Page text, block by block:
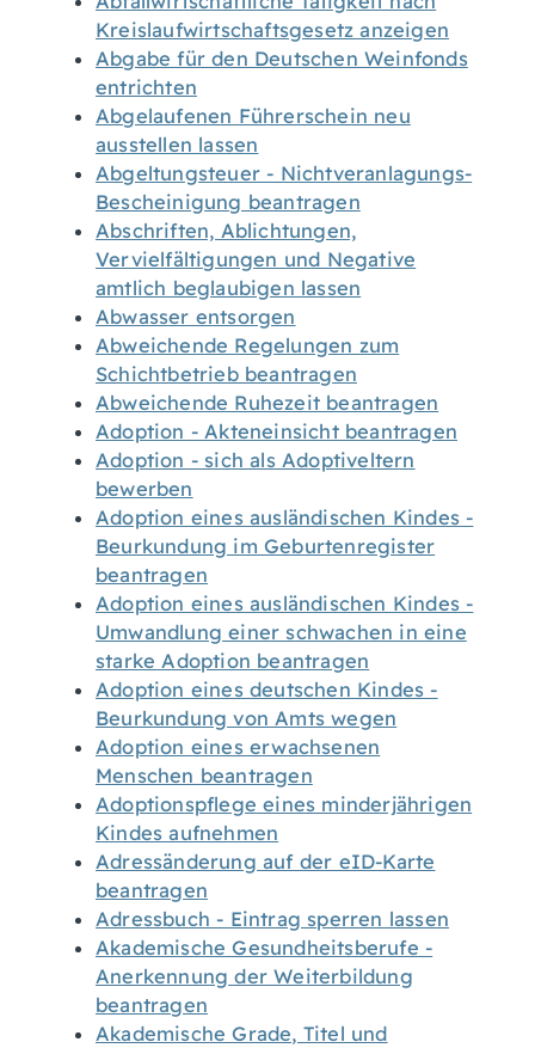
Kreislaufwirtschaftsgesetz anzeigen
Abgabe für den Deutschen Weinfonds
entrichten
Abgelaufenen Führerschein neu
ausstellen lassen
Abgeltungsteuer - Nichtveranlagungs-
Bescheinigung beantragen
Abschriften, Ablichtungen,
Vervielfältigungen und Negative
amtlich beglaubigen lassen
Abwasser entsorgen
Abweichende Regelungen zum
Schichtbetrieb beantragen
Abweichende Ruhezeit beantragen
Adoption - Akteneinsicht beantragen
Adoption - sich als Adoptiveltern
bewerben
Adoption eines ausländischen Kindes -
Beurkundung im Geburtenregister
beantragen
Adoption eines ausländischen Kindes -
Umwandlung einer schwachen in eine
starke Adoption beantragen
Adoption eines deutschen Kindes -
Beurkundung von Amts wegen
Adoption eines erwachsenen
Menschen beantragen
Adoptionspflege eines minderjährigen
Kindes aufnehmen
Adressänderung auf der eID-Karte
beantragen
Adressbuch - Eintrag sperren lassen
Akademische Gesundheitsberufe -
Anerkennung der Weiterbildung
beantragen
Akademische Grade, Titel und